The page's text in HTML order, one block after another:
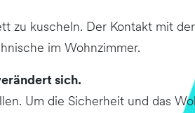
zu kuscheln. Der Kontakt mit
im Wohnzimmer.
sich.
Um die Sicherheit und das